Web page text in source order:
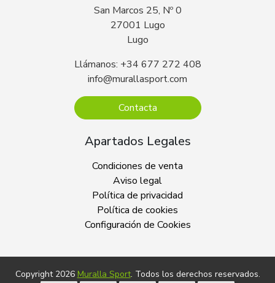
San Marcos 25, Nº 0
27001 Lugo
Lugo
Llámanos: +34 677 272 408
info@murallasport.com
Contacta
Apartados Legales
Condiciones de venta
Aviso legal
Política de privacidad
Política de cookies
Configuración de Cookies
Copyright 2026 Muralla Sport. Todos los derechos reservados.